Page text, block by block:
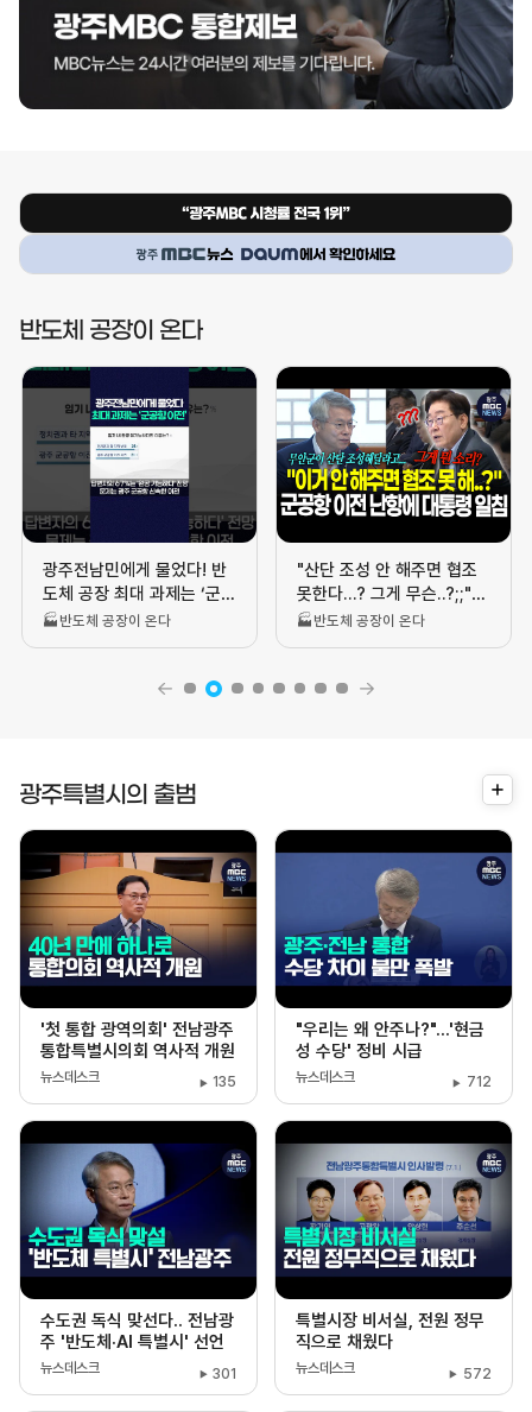
반도체 공장이 온다
"산단 조성 안 해주면 협조
못한다...? 그게 무슨..?;;"
무안 군공항 이전 난항에 대
🏭반도체 공장이 온다
"제대로 진행되고 있어요?”
대통령, 호남 반도체 클러스
터 직접 점검 나섰다 | 광주
🏭반도체 공장이 온다
광주특별시의 출범
'첫 통합 광역의회' 전남광주
통합특별시의회 역사적 개원
뉴스데스크 135
"우리는 왜 안주나?"...'현금
성 수당' 정비 시급
뉴스데스크 712
수도권 독식 맞선다.. 전남광
주 '반도체·AI 특별시' 선언
뉴스데스크 301
특별시장 비서실, 전원 정무
직으로 채웠다
뉴스데스크 572
더
보
기